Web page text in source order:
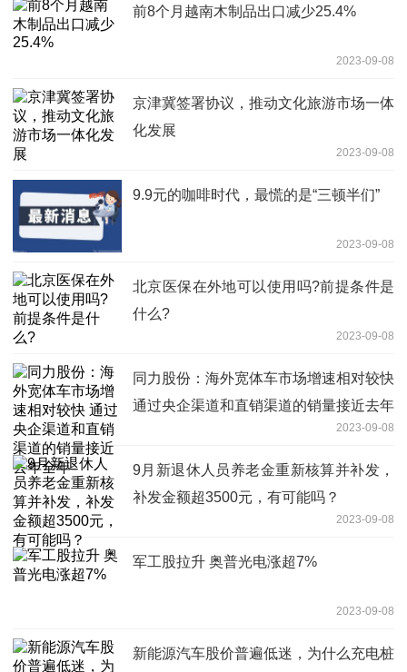
前8个月越南木制品出口减少25.4%
2023-09-08
京津冀签署协议，推动文化旅游市场一体
化发展
2023-09-08
9.9元的咖啡时代，最慌的是“三顿半们”
2023-09-08
北京医保在外地可以使用吗?前提条件是
什么?
2023-09-08
同力股份：海外宽体车市场增速相对较快
通过央企渠道和直销渠道的销量接近去年
2023-09-08
9月新退休人员养老金重新核算并补发，
补发金额超3500元，有可能吗？
2023-09-08
军工股拉升 奥普光电涨超7%
2023-09-08
新能源汽车股价普遍低迷，为什么充电桩